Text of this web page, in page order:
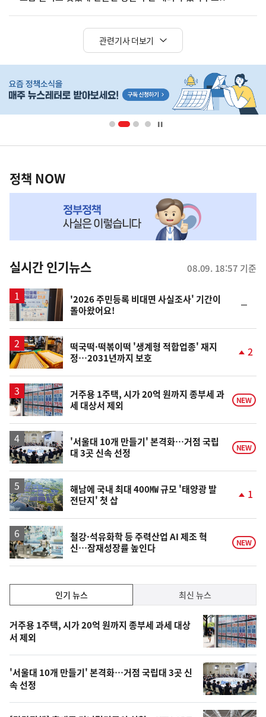
관련기사 더보기
단
배
영
책
NOW,
뉴
스
정책 NOW
실시간 인기뉴스 08.09. 18:57 기준
'2026 주민등록 비대면 사실조사' 기간이
돌아왔어요!
일
떡국떡·떡볶이떡 '생계형 적합업종' 재지
정…2031년까지 보호
승
2
거주용 1주택, 시가 20억 원까지 종부세 과
세 대상서 제외
NEW
'서울대 10개 만들기' 본격화…거점 국립
대 3곳 신속 선정
NEW
해남에 국내 최대 400㎿ 규모 '태양광 발
전단지' 첫 삽
승
1
철강·석유화학 등 주력산업 AI 제조 혁
신…잠재성장률 높인다
NEW
기,
최
신,
오
늘
의
인기 뉴스 최신 뉴스
기
뉴
스
거주용 1주택, 시가 20억 원까지 종부세 과세 대상
서 제외
'서울대 10개 만들기' 본격화…거점 국립대 3곳 신
속 선정